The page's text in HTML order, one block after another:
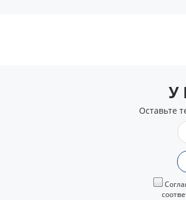
У
Оставьте